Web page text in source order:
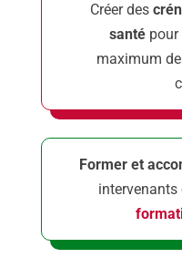
Créer des
santé pour
maximum de
Former et
intervenants